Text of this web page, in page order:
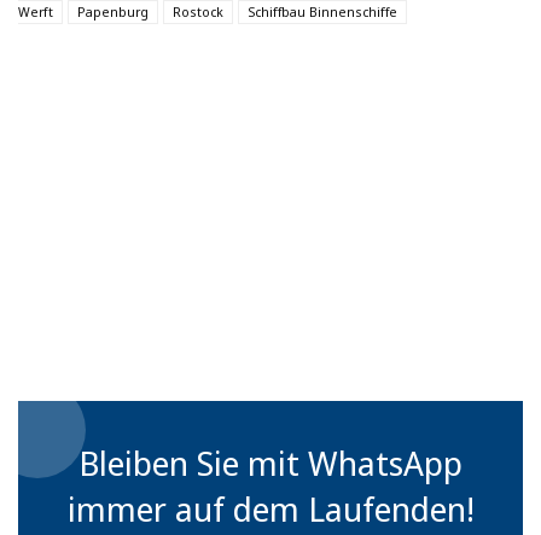
Werft
Papenburg Rostock Schiffbau Binnenschiffe
Bleiben Sie mit WhatsApp
immer auf dem Laufenden!